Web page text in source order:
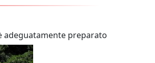
adeguatamente preparato